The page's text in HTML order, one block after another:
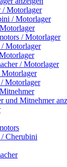
/ Motorlager
/ Motorlager
/ Motorlager
Motorlager
/ Motorlager
Motorlager
Motorlager
und Mitnehmer
Cherubini